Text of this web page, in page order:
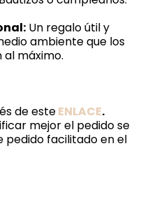
Un regalo útil y
ambiente que los
máximo.
de esteENLACE.
mejor el pedido se
pedido facilitado en el